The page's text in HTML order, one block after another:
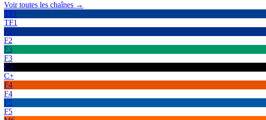
Voir toutes les chaînes →
TF1
TF1
F2
F2
F3
F3
C+
C+
F4
F4
F5
F5